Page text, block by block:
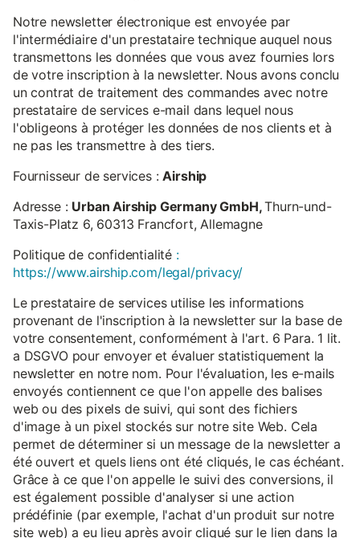
Notre newsletter électronique est envoyée par
l'intermédiaire d'un prestataire technique auquel nous
transmettons les données que vous avez fournies lors
de votre inscription à la newsletter. Nous avons conclu
un contrat de traitement des commandes avec notre
prestataire de services e-mail dans lequel nous
l'obligeons à protéger les données de nos clients et à
ne pas les transmettre à des tiers.
Fournisseur de services :Airship
Adresse : Urban Airship Germany GmbH,Thurn-und-
Taxis-Platz 6, 60313 Francfort, Allemagne
Politique de confidentialité :
https://www.airship.com/legal/privacy/
Le prestataire de services utilise les informations
provenant de l'inscription à la newsletter sur la base de
votre consentement, conformément à l'art. 6 Para. 1 lit.
a DSGVO pour envoyer et évaluer statistiquement la
newsletter en notre nom. Pour l'évaluation, les e-mails
envoyés contiennent ce que l'on appelle des balises
web ou des pixels de suivi, qui sont des fichiers
d'image à un pixel stockés sur notre site Web. Cela
permet de déterminer si un message de la newsletter a
été ouvert et quels liens ont été cliqués, le cas échéant.
Grâce à ce que l'on appelle le suivi des conversions, il
est également possible d'analyser si une action
prédéfinie (par exemple, l'achat d'un produit sur notre
site web) a eu lieu après avoir cliqué sur le lien dans la